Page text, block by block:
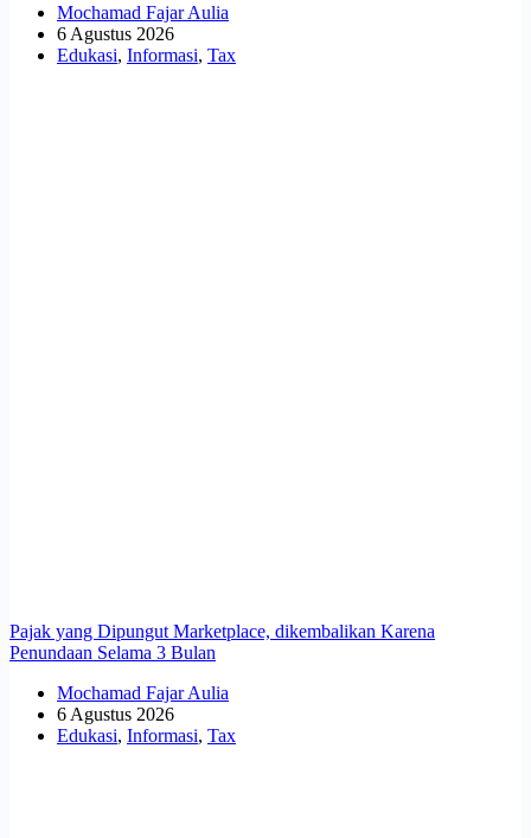
Mochamad Fajar Aulia
6 Agustus 2026
Edukasi, Informasi, Tax
Pajak yang Dipungut Marketplace, dikembalikan Karena
Penundaan Selama 3 Bulan
Mochamad Fajar Aulia
6 Agustus 2026
Edukasi, Informasi, Tax